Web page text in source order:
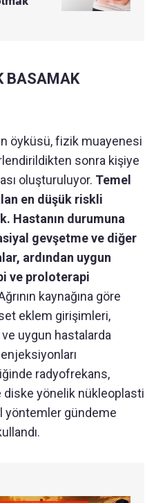
BASAMAK
öyküsü, fizik muayenesi
sonra kişiye
oluşturuluyor. Temel
en düşük riskli
Hastanın durumuna
gevşetme ve diğer
ardından uygun
ve proloterapi
kaynağına göre
eklem girişimleri,
uygun hastalarda
radyofrekans,
yönelik nükleoplasti
yöntemler gündeme